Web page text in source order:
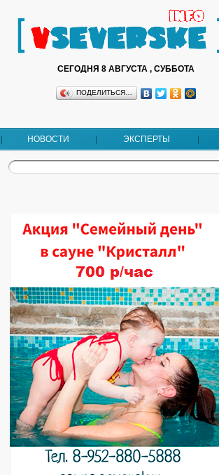
СЕГОДНЯ 8 АВГУСТА , СУББОТА
ПОДЕЛИТЬСЯ…
НОВОСТИ ЭКСПЕРТЫ